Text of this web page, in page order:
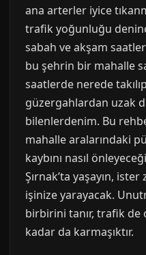
ana arterler iyice
trafik yoğunluğu
sabah ve akşam
bu şehrin bir mahalle
saatlerde nerede
güzergahlardan uzak
bilenlerdenim. Bu
mahalle aralarındaki
kaybını nasıl
Şırnak’ta yaşayın,
işinize yarayacak.
birbirini tanır, trafik de
kadar da karmaşıktır.